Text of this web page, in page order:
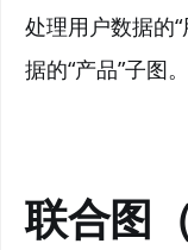
处理用户数据的
据的“产品”子图。
联合图